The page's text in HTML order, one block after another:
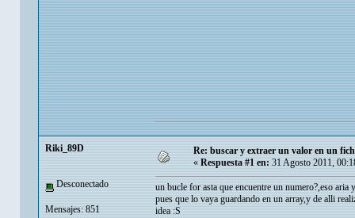
Riki_89D
Desconectado
Mensajes: 851
Re: buscar y extraer un valor en un
« Respuesta #1 en: 31 Agosto 2011,
un bucle for asta que encuentre un numero?,eso
pues que lo vaya guardando en un array,y de alli
idea :S